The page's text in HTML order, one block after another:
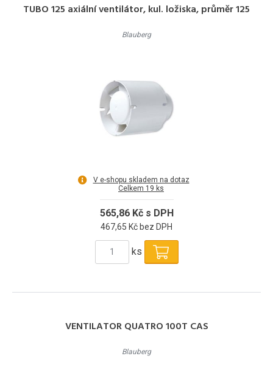
TUBO 125 axiální ventilátor, kul. ložiska, průměr 125
Blauberg
V e-shopu skladem na dotaz
Celkem 19 ks
565,86 Kč s DPH
467,65 Kč bez DPH
ks
VENTILATOR QUATRO 100T CAS
Blauberg